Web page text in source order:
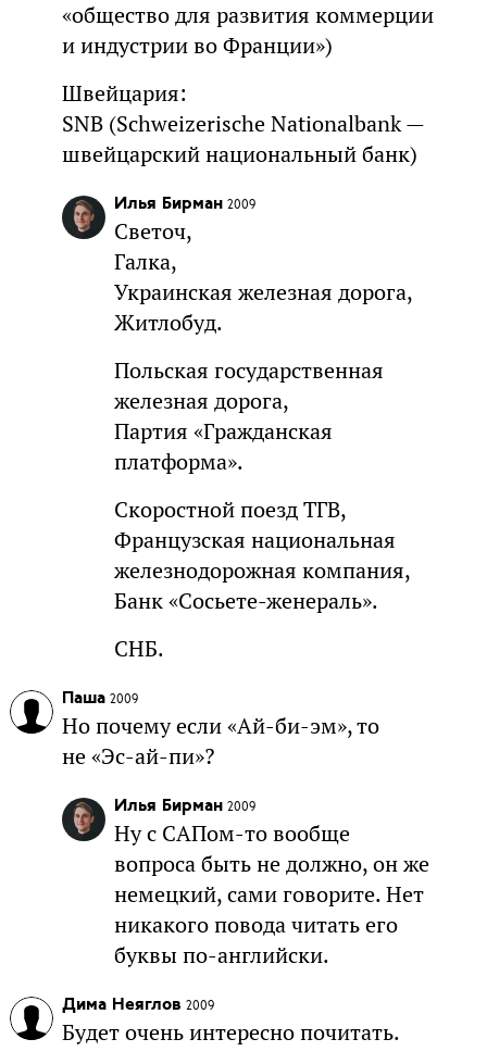
«общество для развития коммерции
и индустрии во Франции»)
Швейцария:
SNB (Schweizerische Nationalbank —
швейцарский национальный банк)
Илья Бирман 2009
Светоч,
Галка,
Украинская железная дорога,
Житлобуд.
Польская государственная
железная дорога,
Партия «Гражданская
платформа».
Скоростной поезд ТГВ,
Французская национальная
железнодорожная компания,
Банк «Сосьете-женераль».
СНБ.
Паша 2009
Но почему если «Ай-би-эм», то
не «Эс-ай-пи»?
Илья Бирман 2009
Ну с САПом-то вообще
вопроса быть не должно, он же
немецкий, сами говорите. Нет
никакого повода читать его
буквы по-английски.
Дима Неяглов 2009
Будет очень интересно почитать.